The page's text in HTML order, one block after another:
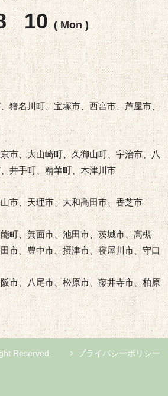
10 ( Mon )
猪名川町、宝塚市、西宮市、芦屋市、
市、大山崎町、久御山町、宇治市、八
井手町、精華町、木津川市
市、天理市、大和高田市、香芝市
町、箕面市、池田市、茨城市、高槻
市、豊中市、摂津市、寝屋川市、守口
市、八尾市、松原市、藤井寺市、柏原
Reserved. プライバシーポリシー